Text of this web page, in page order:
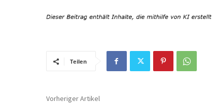
Teilen
Vorheriger Artikel